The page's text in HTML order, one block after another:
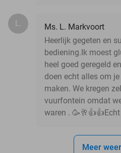
L.
Ms. L. Markvoort
Heerlijk gegeten en
bediening.Ik moest
heel goed geregeld
doen echt alles om
maken. We kregen
vuurfontein omdat
waren .
Meer